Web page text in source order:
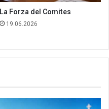
La Forza del Comites
19.06.2026